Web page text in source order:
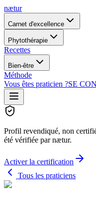
nætur
Carnet d'excellence
Phytothérapie
Recettes
Bien-être
Méthode
Vous êtes praticien ?SE
Profil revendiqué, non
été vérifiée par nætur.
Activer la certification
Tous les praticiens